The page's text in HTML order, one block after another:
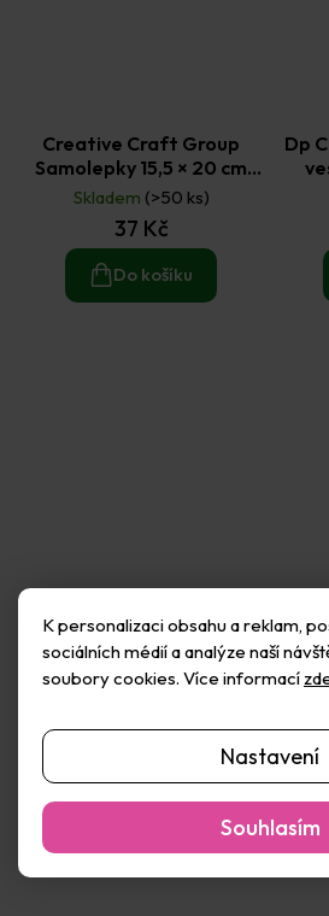
K personalizaci obsahu a reklam,
sociálních médií a analýze naší
soubory cookies. Více informací
Nastavení
Souhlasím
Creative Craft Group
Samolepky 15,5 × 20 cm
Tlapková patrola
Skladem (>50 ks)
37 Kč
Do košíku
Dp
HEYDA Papírová
samolepicí dekorace 3D -
Do košíku